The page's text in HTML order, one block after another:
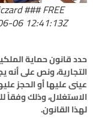
### FREE
06 12:41:13Z | |
حدد قانون حماية
التجارية، ونص على أنه
عينى عليها أو الحجز
الاستغلال، وذلك وفقاً
لهذا القانون.